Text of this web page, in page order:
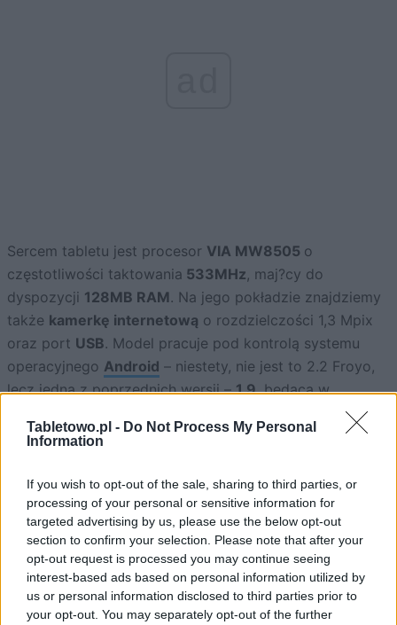
Tabletowo.pl - Do Not Process My Personal
Information
If you wish to opt-out of the sale, sharing to third parties, or
processing of your personal or sensitive information for
targeted advertising by us, please use the below opt-out
section to confirm your selection. Please note that after your
opt-out request is processed you may continue seeing
interest-based ads based on personal information utilized by
us or personal information disclosed to third parties prior to
your opt-out. You may separately opt-out of the further
Sercem tabletu jest procesor VIA MW8505 o
częstotliwości taktowania 533MHz, maj?cy do
dyspozycji 128MB RAM. Na jego pokładzie znajdziemy
także kamerkę internetową o rozdzielczości 1,3 Mpix
oraz port USB. Model pracuje pod kontrolą systemu
operacyjnego Android – niestety, nie jest to 2.2 Froyo,
lecz jedna z poprzednich wersji –1.9, będąca w
, spersonalizowanym
przez producenta na potrzeby własnego modelu.
Prawdopodobnie niebawem zobaczymy go na Allegro.
Źródło
DodajTabletowojako preferowane źródło w
Google
Nasze artykuły będą częściej pojawiać się w Twoich wynikach